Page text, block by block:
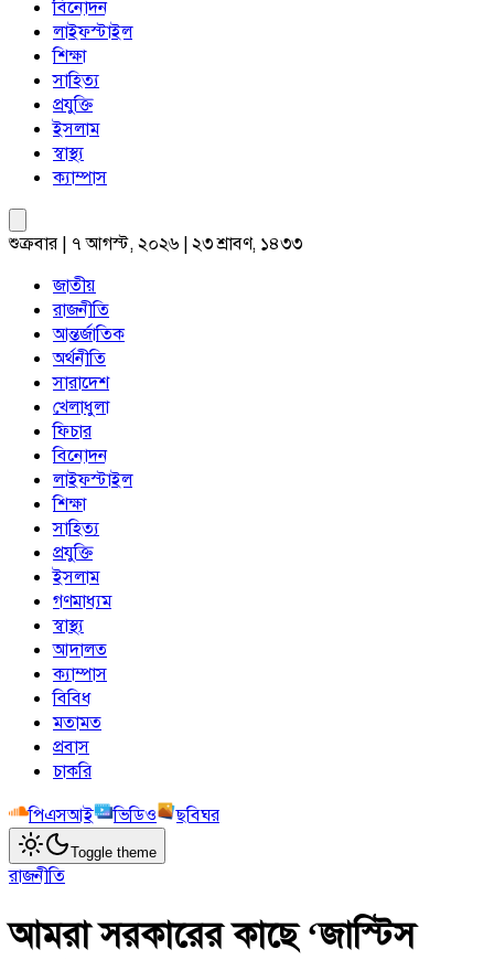
বিনোদন
লাইফস্টাইল
শিক্ষা
সাহিত্য
প্রযুক্তি
ইসলাম
স্বাস্থ্য
ক্যাম্পাস
শুক্রবার | ৭ আগস্ট, ২০২৬ | ২৩ শ্রাবণ, ১৪৩৩
জাতীয়
রাজনীতি
আন্তর্জাতিক
অর্থনীতি
সারাদেশ
খেলাধুলা
ফিচার
বিনোদন
লাইফস্টাইল
শিক্ষা
সাহিত্য
প্রযুক্তি
ইসলাম
গণমাধ্যম
স্বাস্থ্য
আদালত
ক্যাম্পাস
বিবিধ
মতামত
প্রবাস
চাকরি
পিএসআই
ভিডিও ছবিঘর
Toggle theme
রাজনীতি
আমরা সরকারের কাছে ‘জাস্টিস